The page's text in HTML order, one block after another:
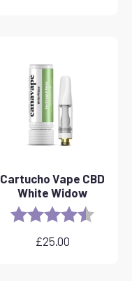
Cartucho Vape CBD
White Widow
Rating: 4.6 out
£25.00